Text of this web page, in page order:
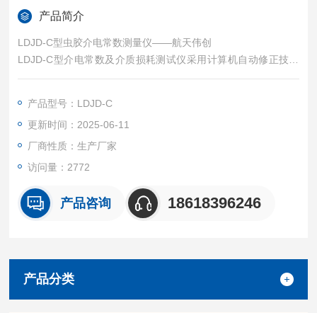
产品简介
LDJD-C型虫胶介电常数测量仪——航天伟创
LDJD-C型介电常数及介质损耗测试仪采用计算机自动修正技术
和测试回路-优化使测试回路残余电感减至低，** Q 读数值在不
产品型号：LDJD-C
更新时间：2025-06-11
厂商性质：生产厂家
访问量：2772
产品咨询 18618396246
产品分类